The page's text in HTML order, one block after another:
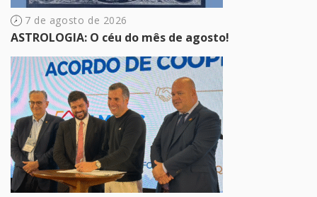
7 de agosto de 2026
ASTROLOGIA: O céu do mês de agosto!